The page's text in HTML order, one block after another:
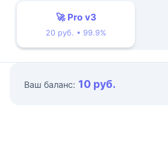
🚀 Pro v3
20 руб. • 99.9%
Ваш баланс: 10 руб.